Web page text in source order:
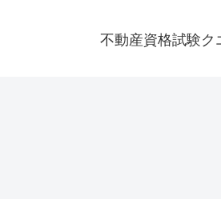
不動産資格試験ク